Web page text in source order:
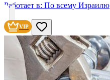
Работает в: По всему Израилю
VIP